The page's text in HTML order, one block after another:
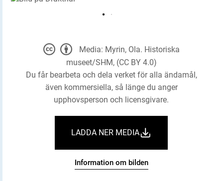
Media: Myrin, Ola. Historiska
museet/SHM, (CC BY 4.0)
Du får bearbeta och dela verket för alla ändamål,
även kommersiella, så länge du anger
upphovsperson och licensgivare.
LADDA NER MEDIA
Information om bilden